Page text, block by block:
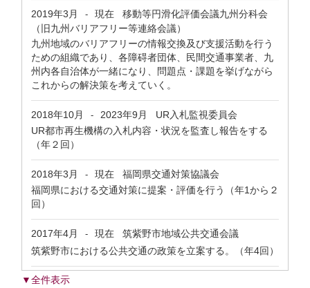
2019年3月 - 現在 移動等円滑化評価会議九州分科会
（旧九州バリアフリー等連絡会議）
九州地域のバリアフリーの情報交換及び支援活動を行う
ための組織であり、各障碍者団体、民間交通事業者、九
州内各自治体が一緒になり、問題点・課題を挙げながら
これからの解決策を考えていく。
2018年10月 - 2023年9月
UR入札監視委員会
UR都市再生機構の入札内容・状況を監査し報告をする
（年２回）
2018年3月 - 現在 福岡県交通対策協議会
福岡県における交通対策に提案・評価を行う（年1から２
回）
2017年4月 - 現在 筑紫野市地域公共交通会議
筑紫野市における公共交通の政策を立案する。（年4回）
▼全件表示